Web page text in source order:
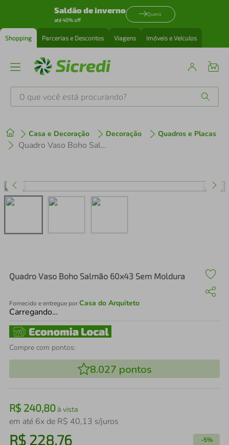
Saldão de inverno
até 40% off
Quero
Shopping Parcerias e Descontos Viagens Imóveis e Veículos
O que você está procurando?
Casa e Decoração Decoração Quadros e Placas
Quadro Vaso Boho Salmão 60x43 Sem Moldura
Quadro Vaso Boho Salmão 60x43 Sem Moldura
Fornecido e entregue porCasa do Arquiteto
Carregando…
Compre com pontos:
8.027 pontos
R$ 240,80à vista
em até 6x de R$ 40,13 s/juros
R$ 228,76 -5%
1º tenis
perfume